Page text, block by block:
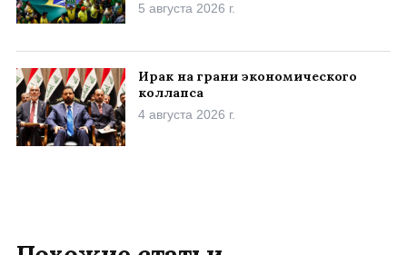
5 августа 2026 г.
Ирак на грани экономического
коллапса
4 августа 2026 г.